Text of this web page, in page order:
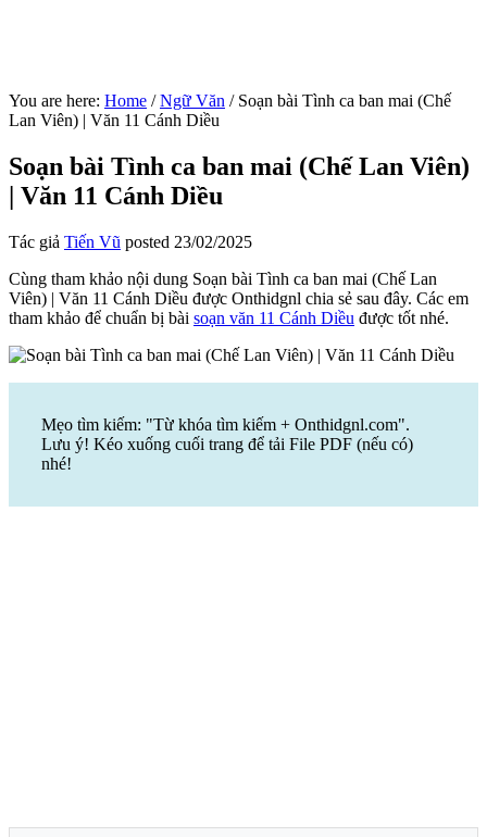
You are here: Home / Ngữ Văn /Soạn bài Tình ca ban mai (Chế
Lan Viên) | Văn 11 Cánh Diều
Soạn bài Tình ca ban mai (Chế Lan Viên)
| Văn 11 Cánh Diều
Tác giả Tiến Vũ posted 23/02/2025
Cùng tham khảo nội dung Soạn bài Tình ca ban mai (Chế Lan
Viên) | Văn 11 Cánh Diều được Onthidgnl chia sẻ sau đây. Các em
tham khảo để chuẩn bị bài soạn văn 11 Cánh Diều được tốt nhé.
Mẹo tìm kiếm: "Từ khóa tìm kiếm + Onthidgnl.com".
Lưu ý! Kéo xuống cuối trang để tải File PDF (nếu có)
nhé!